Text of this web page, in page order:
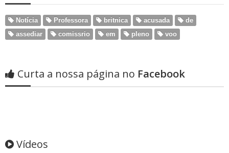
Notícia Professora britnica acusada
de
assediar
comissrio em pleno voo
Curta a nossa página no Facebook
Vídeos